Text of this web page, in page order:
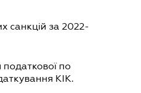
санкцій за 2022-
податкової по
КІК.